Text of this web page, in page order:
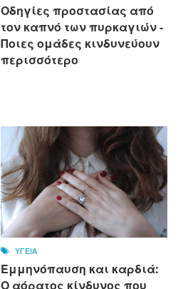
Οδηγίες προστασίας από
τον καπνό των πυρκαγιών -
Ποιες ομάδες κινδυνεύουν
περισσότερο
ΥΓΕΙΑ
Εμμηνόπαυση και καρδιά:
Ο αόρατος κίνδυνος που